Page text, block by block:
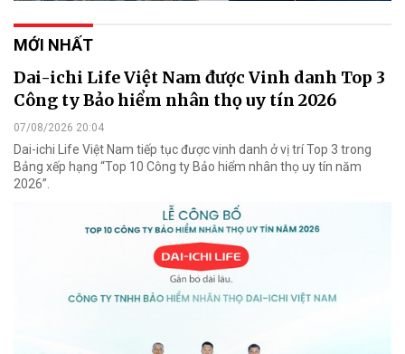
MỚI NHẤT
Dai-ichi Life Việt Nam được Vinh danh Top 3
Công ty Bảo hiểm nhân thọ uy tín 2026
07/08/2026 20:04
Dai-ichi Life Việt Nam tiếp tục được vinh danh ở vị trí Top 3 trong
Bảng xếp hạng “Top 10 Công ty Bảo hiểm nhân thọ uy tín năm
2026”.